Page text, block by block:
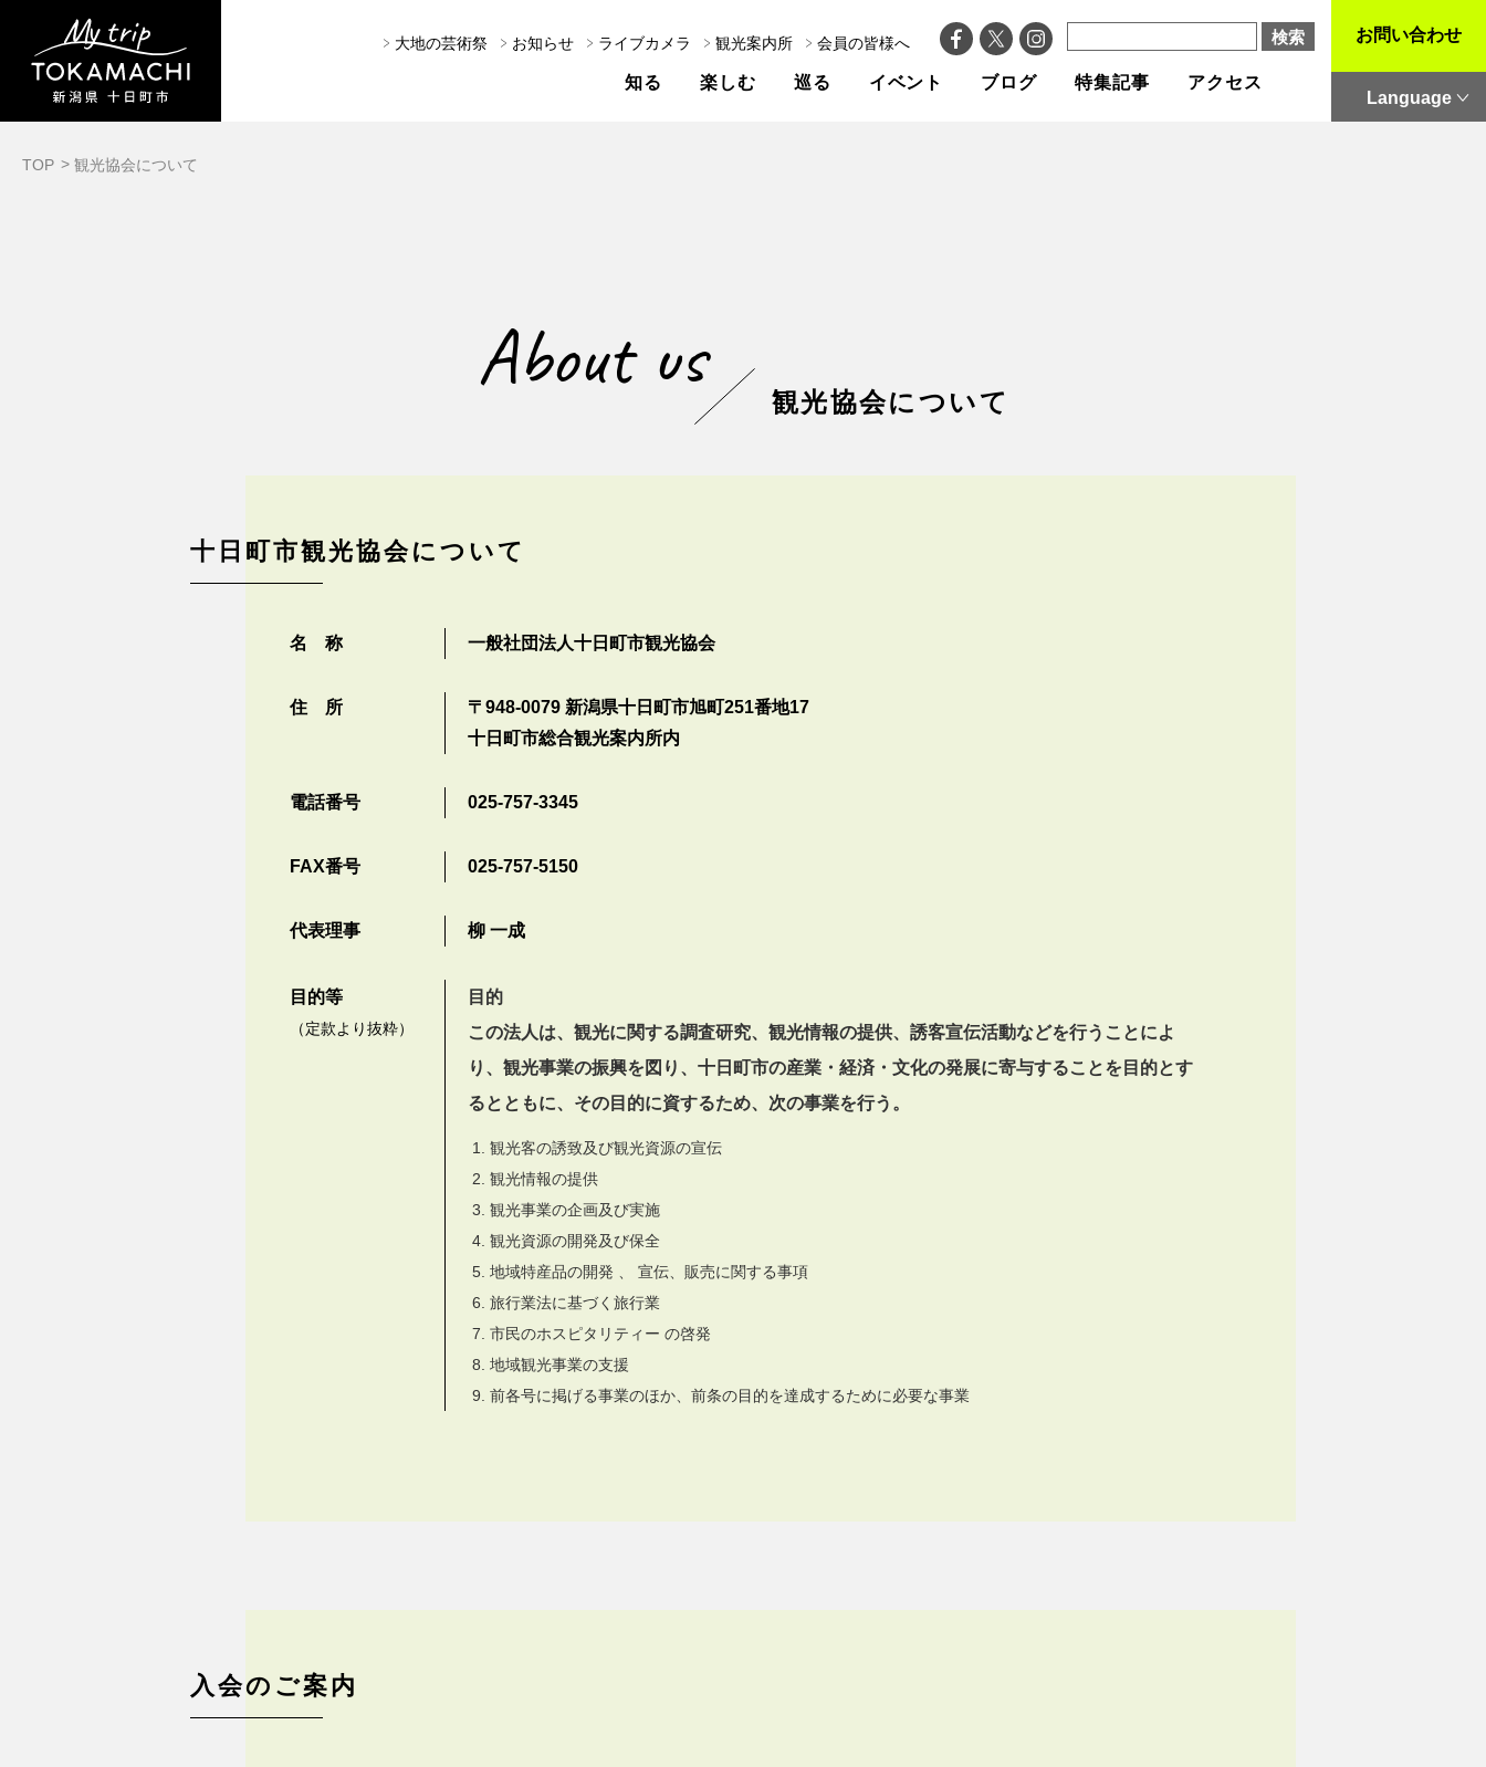
知る 楽しむ 巡る イベント ブログ 特集記事 アクセス
大地の芸術祭 お知らせ ライブカメラ 観光案内所 会員の皆様へ お問い合わせ
Language
TOP 観光協会について
About us 観光協会について
十日町市観光協会について
名 称 一般社団法人十日町市観光協会
住 所
〒948-0079 新潟県十日町市旭町251番地17
十日町市総合観光案内所内
電話番号 025-757-3345
FAX番号 025-757-5150
代表理事 柳 一成
目的等
（定款より抜粋）
目的
この法人は、観光に関する調査研究、観光情報の提供、誘客宣伝活動などを行うことによ
り、観光事業の振興を図り、十日町市の産業・経済・文化の発展に寄与することを目的とす
るとともに、その目的に資するため、次の事業を行う。
観光客の誘致及び観光資源の宣伝
観光情報の提供
観光事業の企画及び実施
観光資源の開発及び保全
地域特産品の開発 、 宣伝、販売に関する事項
旅行業法に基づく旅行業
市民のホスピタリティー の啓発
地域観光事業の支援
前各号に掲げる事業のほか、前条の目的を達成するために必要な事業
入会のご案内